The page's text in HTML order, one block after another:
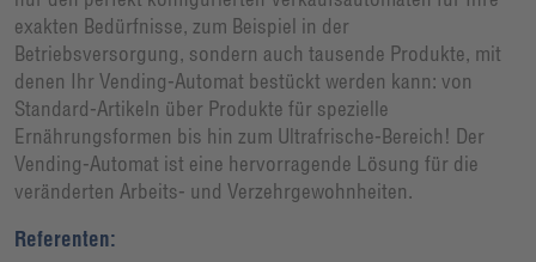
exakten Bedürfnisse, zum Beispiel in der
Betriebsversorgung, sondern auch tausende Produkte, mit
denen Ihr Vending-Automat bestückt werden kann: von
Standard-Artikeln über Produkte für spezielle
Ernährungsformen bis hin zum Ultrafrische-Bereich! Der
Vending-Automat ist eine hervorragende Lösung für die
veränderten Arbeits- und Verzehrgewohnheiten.
Referenten: